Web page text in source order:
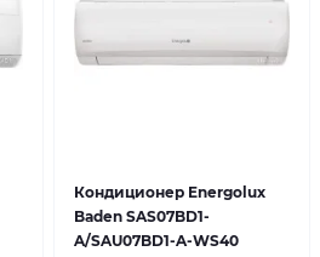
Кондиционер Energolux
Baden SAS07BD1-
A/SAU07BD1-A-WS40